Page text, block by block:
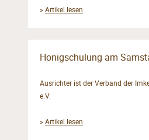
» Artikel lesen
Honigschulung am
Ausrichter ist der Verband der
e.V.
» Artikel lesen